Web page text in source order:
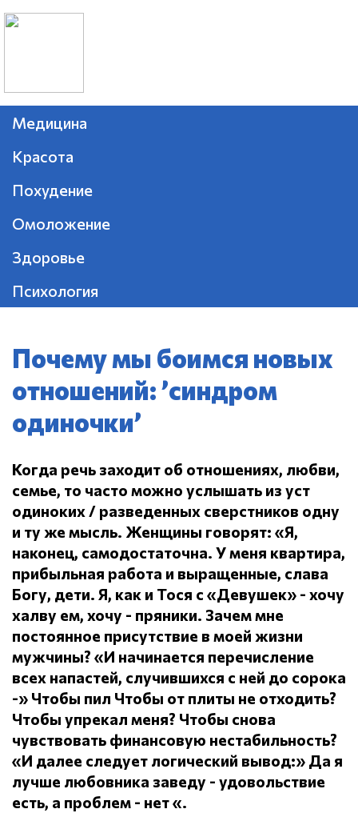
Медицина
Красота
Похудение
Омоложение
Здоровье
Психология
Почему мы боимся новых
отношений: ’синдром
одиночки’
Когда речь заходит об отношениях, любви,
семье, то часто можно услышать из уст
одиноких / разведенных сверстников одну
и ту же мысль. Женщины говорят: «Я,
наконец, самодостаточна. У меня квартира,
прибыльная работа и выращенные, слава
Богу, дети. Я, как и Тося с «Девушек» - хочу
халву ем, хочу - пряники. Зачем мне
постоянное присутствие в моей жизни
мужчины? «И начинается перечисление
всех напастей, случившихся с ней до сорока
-» Чтобы пил Чтобы от плиты не отходить?
Чтобы упрекал меня? Чтобы снова
чувствовать финансовую нестабильность?
«И далее следует логический вывод:» Да я
лучше любовника заведу - удовольствие
есть, а проблем - нет «.